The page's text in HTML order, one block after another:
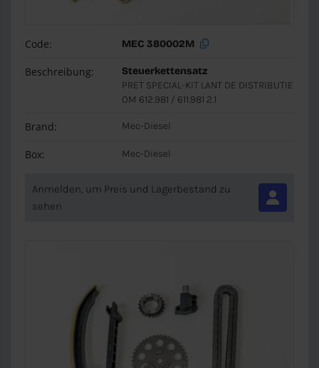
Code: MEC 380002M
Beschreibung:
Steuerkettensatz
PRET SPECIAL-KIT LANT DE DISTRIBUTIE
OM 612.981 / 611.981 2.1
Brand: Mec-Diesel
Box: Mec-Diesel
Anmelden, um Preis und Lagerbestand zu
sehen